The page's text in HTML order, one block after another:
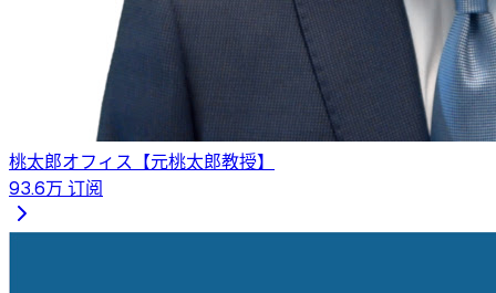
桃太郎オフィス【元桃太郎教授】
93.6万 订阅